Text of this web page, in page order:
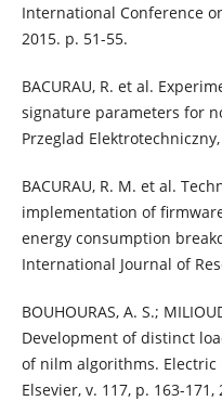
International Conference
2015. p. 51-55.
BACURAU, R. et al.
signature parameters for
Przeglad
BACURAU, R. M. et al.
implementation of
energy consumption
International Journal of
BOUHOURAS, A. S.;
Development of distinct
of nilm algorithms. Electric
Elsevier, v. 117, p. 163-171,